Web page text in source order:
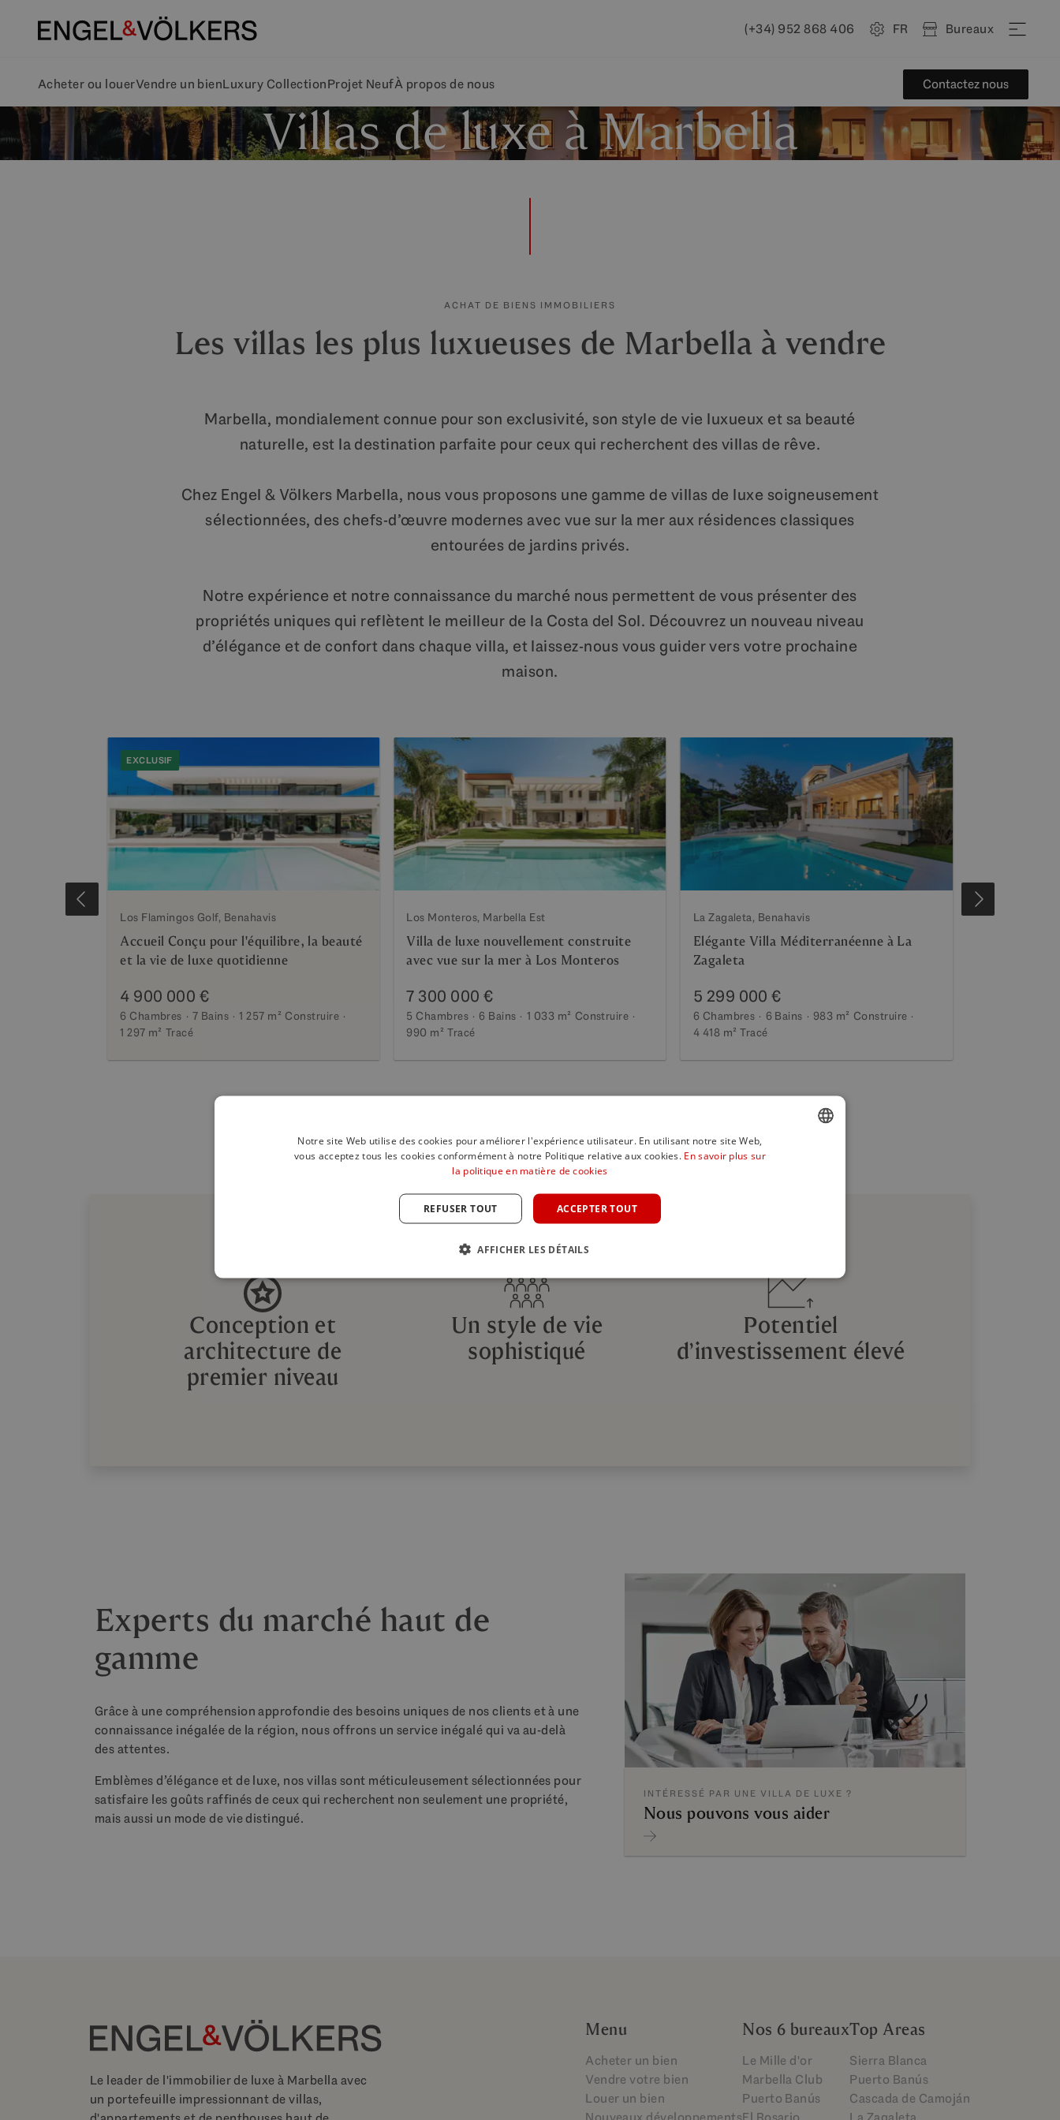
(+34) 952 868 406 FR Bureaux
Acheter ou louerVendre un bienLuxury CollectionProjet NeufÀ propos de nous Contactez nous
Villas de luxe à Marbella
ACHAT DE BIENS IMMOBILIERS
Les villas les plus luxueuses de Marbella à vendre
Marbella, mondialement connue pour son exclusivité, son style de vie luxueux et sa beauté
naturelle, est la destination parfaite pour ceux qui recherchent des villas de rêve.
Chez Engel & Völkers Marbella, nous vous proposons une gamme de villas de luxe soigneusement
sélectionnées, des chefs-d’œuvre modernes avec vue sur la mer aux résidences classiques
entourées de jardins privés.
Notre expérience et notre connaissance du marché nous permettent de vous présenter des
propriétés uniques qui reflètent le meilleur de la Costa del Sol. Découvrez un nouveau niveau
d’élégance et de confort dans chaque villa, et laissez-nous vous guider vers votre prochaine
maison.
Los Monteros, Marbella Est
Villa de luxe nouvellement construite
avec vue sur la mer à Los Monteros
7 300 000 €
5 Chambres 6 Bains 1 033 m² Construire
990 m² Tracé
La Zagaleta, Benahavis
Elégante Villa Méditerranéenne à La
Zagaleta
5 299 000 €
6 Chambres 6 Bains 983 m² Construire
4 418 m² Tracé
Rio Real,
EXCLUSIF
Los Flamingos Golf, Benahavis
Accueil Conçu pour l'équilibre, la beauté
et la vie de luxe quotidienne
4 900 000 €
6 Chambres 7 Bains 1 257 m² Construire
1 297 m² Tracé
Conception et
architecture de
premier niveau
Un style de vie
sophistiqué
Potentiel
d’investissement élevé
Experts du marché haut de
gamme
Grâce à une compréhension approfondie des besoins uniques de nos clients et à une
connaissance inégalée de la région, nous offrons un service inégalé qui va au-delà
des attentes.
Emblèmes d’élégance et de luxe, nos villas sont méticuleusement sélectionnées pour
satisfaire les goûts raffinés de ceux qui recherchent non seulement une propriété,
mais aussi un mode de vie distingué.
INTÉRESSÉ PAR UNE VILLA DE LUXE ?
Nous pouvons vous aider
Le leader de l'immobilier de luxe à Marbella avec
un portefeuille impressionnant de villas,
Menu
Acheter un bien
Vendre votre bien
Louer un bien
Nos 6 bureaux
Le Mille d'or
Marbella Club
Puerto Banús
Top Areas
Sierra Blanca
Puerto Banús
Cascada de Camoján
Notre site Web utilise des cookies pour améliorer l'expérience utilisateur. En utilisant notre site Web,
vous acceptez tous les cookies conformément à notre Politique relative aux cookies. En savoir plus sur
la politique en matière de cookies
ACCEPTER TOUT
REFUSER TOUT
AFFICHER LES DÉTAILS